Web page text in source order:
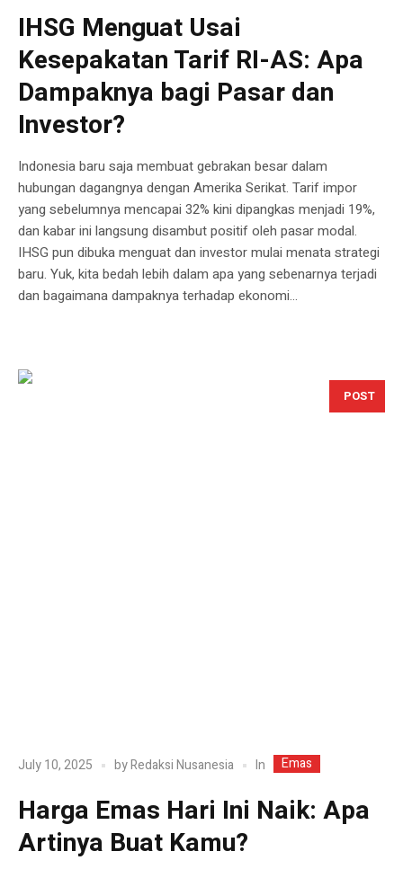
IHSG Menguat Usai
Kesepakatan Tarif RI-AS: Apa
Dampaknya bagi Pasar dan
Investor?
Indonesia baru saja membuat gebrakan besar dalam
hubungan dagangnya dengan Amerika Serikat. Tarif impor
yang sebelumnya mencapai 32% kini dipangkas menjadi 19%,
dan kabar ini langsung disambut positif oleh pasar modal.
IHSG pun dibuka menguat dan investor mulai menata strategi
baru. Yuk, kita bedah lebih dalam apa yang sebenarnya terjadi
dan bagaimana dampaknya terhadap ekonomi...
POST
July 10, 2025 byRedaksi Nusanesia In Emas
Harga Emas Hari Ini Naik: Apa
Artinya Buat Kamu?